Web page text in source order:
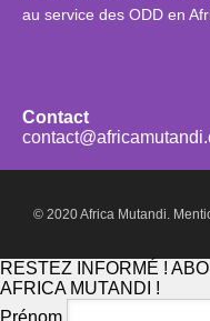
au service des ODD en
Contact
© 2020 Africa Mutandi.
RESTEZ INFORMÉ !
AFRICA MUTANDI !